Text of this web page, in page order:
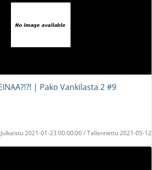
| Pako Vankilasta 2 #9
Julkaistu 2021-01-23 00:00:00 / Tallennettu 2021-05-12